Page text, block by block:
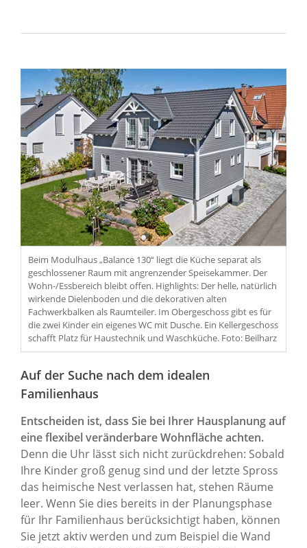
Beim Modulhaus „Balance 130“ liegt die Küche separat als
geschlossener Raum mit angrenzender Speisekammer. Der
Wohn-/Essbereich bleibt offen. Highlights: Der helle, natürlich
wirkende Dielenboden und die dekorativen alten
Fachwerkbalken als Raumteiler. Im Obergeschoss gibt es für
die zwei Kinder ein eigenes WC mit Dusche. Ein Kellergeschoss
schafft Platz für Haustechnik und Waschküche. Foto: Beilharz
Auf der Suche nach dem idealen
Familienhaus
Entscheiden ist, dass Sie bei Ihrer Hausplanung auf
eine flexibel veränderbare Wohnfläche achten.
Denn die Uhr lässt sich nicht zurückdrehen: Sobald
Ihre Kinder groß genug sind und der letzte Spross
das heimische Nest verlassen hat, stehen Räume
leer. Wenn Sie dies bereits in der Planungsphase
für Ihr Familienhaus berücksichtigt haben, können
Sie jetzt aktiv werden und zum Beispiel die Wand